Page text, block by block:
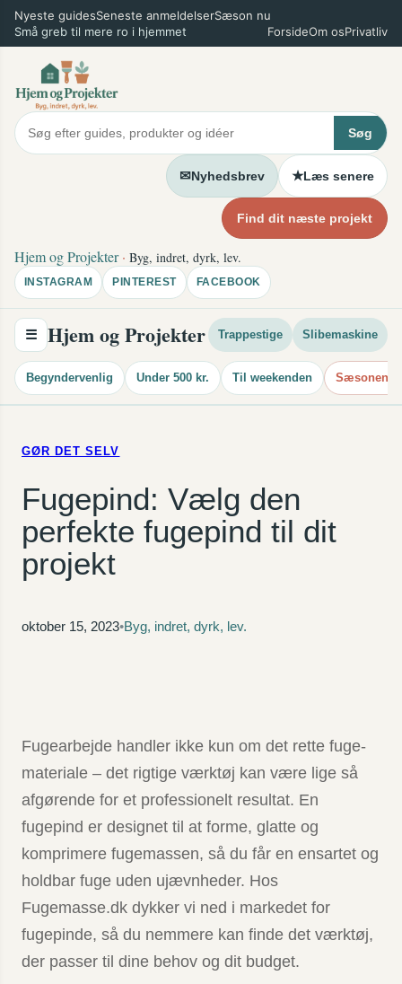
Spring
indhold
Nyeste guidesSeneste anmeldelserSæson nu
Små greb til mere ro i hjemmet
ForsideOm osPrivatliv
Søg
✉Nyhedsbrev ★Læs senere
Find dit næste projekt
Hjem og Projekter· Byg, indret, dyrk, lev.
INSTAGRAM PINTEREST FACEBOOK
☰ Hjem og Projekter Trappestige Slibemaskine
Begyndervenlig Under 500 kr. Til weekenden Sæsonens
GØR DET SELV
Fugepind: Vælg den
perfekte fugepind til dit
projekt
oktober 15, 2023•Byg, indret, dyrk, lev.
Fugearbejde handler ikke kun om det rette fuge­
materiale – det rigtige værktøj kan være lige så
afgørende for et professionelt resultat. En
fugepind er designet til at forme, glatte og
komprimere fugemassen, så du får en ensartet og
holdbar fuge uden ujævnheder. Hos
Fugemasse.dk dykker vi ned i markedet for
fugepinde, så du nemmere kan finde det værktøj,
der passer til dine behov og dit budget.